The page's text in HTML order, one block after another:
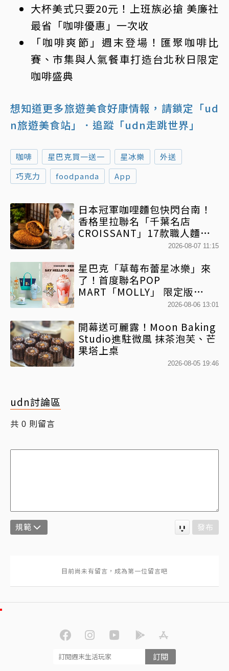
大杯美式只要20元！上班族必搶 美廉社
最省「咖啡優惠」一次收
「咖啡爽節」週末登場！匯聚咖啡比
賽、市集與人氣餐車打造台北秋日限定
咖啡盛典
想知道更多旅遊美食好康情報，請鎖定「ud
n旅遊美食站」
．追蹤「udn走跳世界」
咖啡 星巴克買一送一 星冰樂
外送
巧克力
foodpanda App
日本冠軍咖哩麵包快閃台南！
香格里拉聯名「千葉名店
CROISSANT」17款職人麵包
2026-08-07 11:15
星巴克「草莓布蕾星冰樂」來
了！首度聯名POP
MART「MOLLY」 限定版
「MOLLYｘBearista小熊杯」
2026-08-06 13:01
開幕送可麗露！Moon Baking
Studio進駐微風 抹茶泡芙、芒
果塔上桌
2026-08-05 19:46
udn討論區
共 0 則留言
規範 發布
訂閱